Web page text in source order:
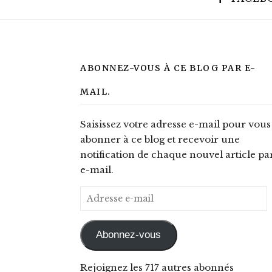
ABONNEZ-VOUS À CE BLOG PAR E-
MAIL.
Saisissez votre adresse e-mail pour vous
abonner à ce blog et recevoir une
notification de chaque nouvel article
e-mail.
Adresse e-mail
Abonnez-vous
Rejoignez les 717 autres abonnés